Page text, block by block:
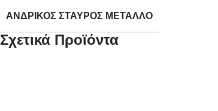
ΑΝΔΡΙΚΌΣ ΣΤΑΥΡΌΣ ΜΈΤΑΛΛΟ
Σχετικά Προϊόντα